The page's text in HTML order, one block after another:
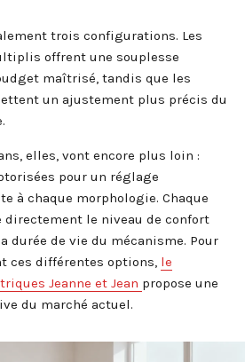
trois configurations. Les
offrent une souplesse
maîtrisé, tandis que les
un ajustement plus précis du
elles, vont encore plus loin :
pour un réglage
à chaque morphologie. Chaque
le niveau de confort
durée de vie du mécanisme. Pour
ces différentes options, le
Jeanne et Jean propose une
du marché actuel.